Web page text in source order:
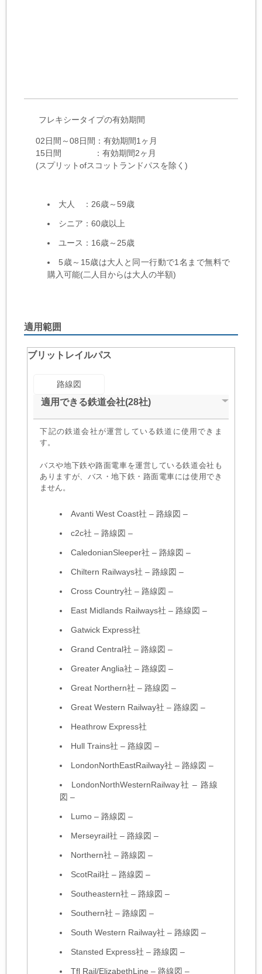
フレキシータイプの有効期間
02日間～08日間：有効期間1ヶ月
15日間 ：有効期間2ヶ月
(スプリットofスコットランドパスを除く)
大人 ：26歳～59歳
シニア：60歳以上
ユース：16歳～25歳
5歳～15歳は大人と同一行動で1名まで無料で
購入可能(二人目からは大人の半額)
適用範囲
ブリットレイルパス
路線図
適用できる鉄道会社(28社)
下記の鉄道会社が運営している鉄道に使用できま
す。
バスや地下鉄や路面電車を運営している鉄道会社も
ありますが、バス・地下鉄・路面電車には使用でき
ません。
Avanti West Coast社 – 路線図 –
c2c社 – 路線図 –
CaledonianSleeper社 – 路線図 –
Chiltern Railways社 – 路線図 –
Cross Country社 – 路線図 –
East Midlands Railways社 – 路線図 –
Gatwick Express社
Grand Central社 – 路線図 –
Greater Anglia社 – 路線図 –
Great Northern社 – 路線図 –
Great Western Railway社 – 路線図 –
Heathrow Express社
Hull Trains社 – 路線図 –
LondonNorthEastRailway社 – 路線図 –
LondonNorthWesternRailway社 – 路線
図 –
Lumo – 路線図 –
Merseyrail社 – 路線図 –
Northern社 – 路線図 –
ScotRail社 – 路線図 –
Southeastern社 – 路線図 –
Southern社 – 路線図 –
South Western Railway社 – 路線図 –
Stansted Express社 – 路線図 –
Tfl Rail/ElizabethLine – 路線図 –